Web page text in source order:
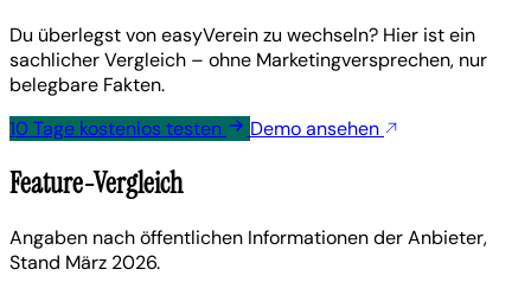
Du überlegst von easyVerein zu wechseln? Hier ist ein
sachlicher Vergleich – ohne Marketingversprechen, nur
belegbare Fakten.
10 Tage kostenlostesten Demo ansehen
Feature-Vergleich
Angaben nach öffentlichen Informationen der Anbieter,
Stand März 2026.